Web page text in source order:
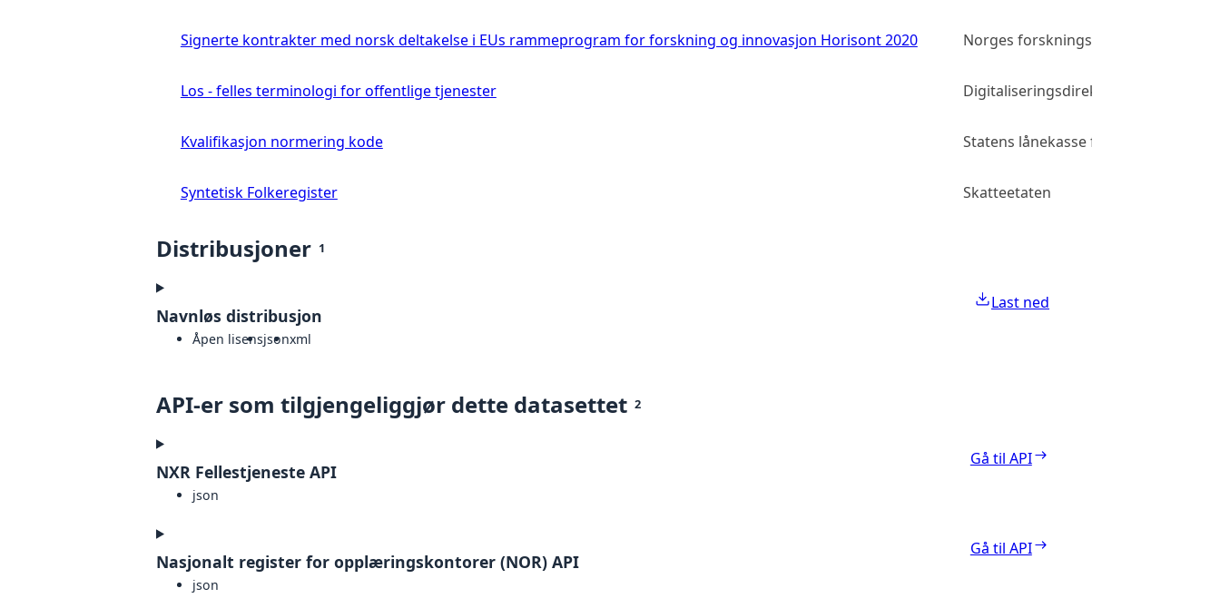
Signerte kontrakter med norsk deltakelse i EUs rammeprogram for forskning og innovasjon Horisont 2020 Norges forskningsråd
Los - felles terminologi for offentlige tjenester Digitaliseringsdirektoratet
Kvalifikasjon normering kode Statens lånekasse for utdanning
Syntetisk Folkeregister Skatteetaten
Distribusjoner 1
Navnløs distribusjon
Åpen lisensjsonxml
Last ned
API-er som tilgjengeliggjør dette datasettet 2
NXR Fellestjeneste API
json
Gå til API
Nasjonalt register for opplæringskontorer (NOR) API
json
Gå til API